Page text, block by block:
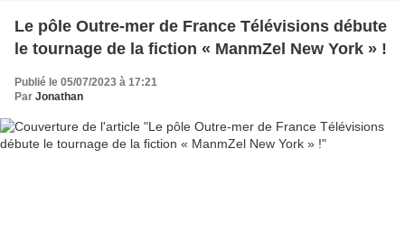
Le pôle Outre-mer de France Télévisions débute
le tournage de la fiction « ManmZel New York » !
Publié le 05/07/2023 à 17:21
Par Jonathan